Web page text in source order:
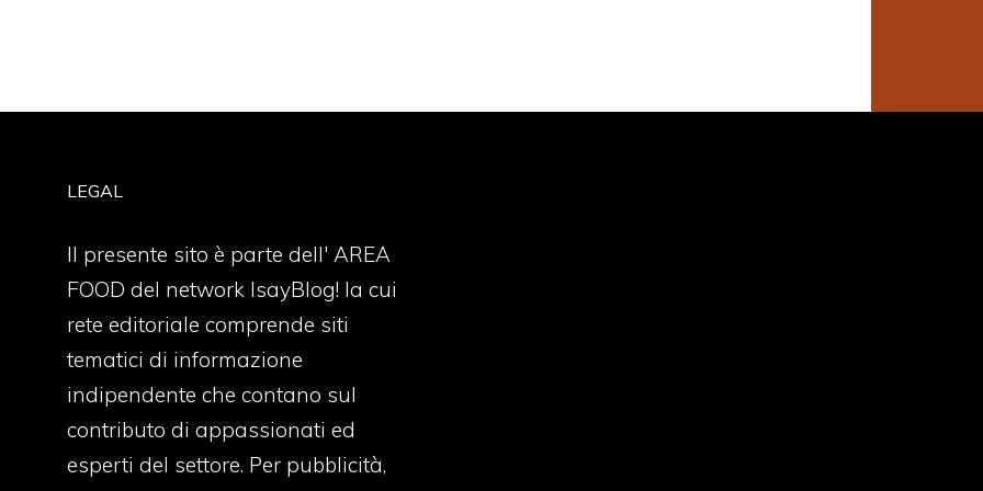
LEGAL
Il presente sito è parte dell' AREA
FOOD del network IsayBlog! la cui
rete editoriale comprende siti
tematici di informazione
indipendente che contano sul
contributo di appassionati ed
esperti del settore. Per pubblicità,